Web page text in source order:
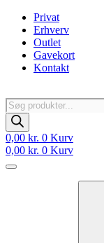
Videre
indhold
Privat
Erhverv
Outlet
Gavekort
Kontakt
Products
search
0,00 kr. 0 Kurv
0,00 kr. 0 Kurv